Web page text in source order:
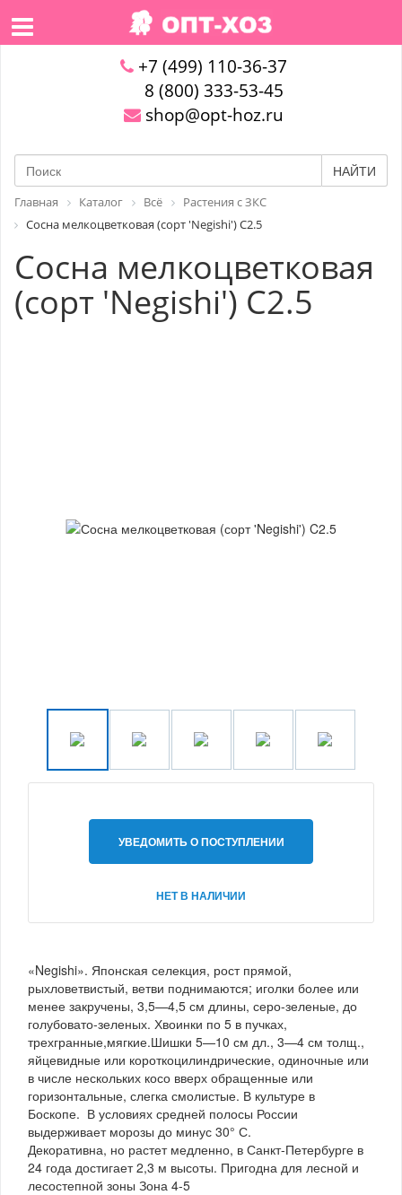
+7 (499) 110-36-37
8 (800) 333-53-45
shop@opt-hoz.ru
НАЙТИ
Главная Каталог Всё
Растения с ЗКС
Сосна мелкоцветковая (сорт 'Negishi') C2.5
Сосна мелкоцветковая
(сорт 'Negishi') C2.5
УВЕДОМИТЬ О ПОСТУПЛЕНИИ
НЕТ В НАЛИЧИИ
«Negishi». Японская селекция, рост прямой,
рыхловетвистый, ветви поднимаются; иголки более или
менее закручены, 3,5—4,5 см длины, серо-зеленые, до
голубовато-зеленых. Хвоинки по 5 в пучках,
трехгранные,мягкие.Шишки 5—10 см дл., 3—4 см толщ.,
яйцевидные или короткоцилиндрические, одиночные или
в числе нескольких косо вверх обращенные или
горизонтальные, слегка смолистые. В культуре в
Боскопе. В условиях средней полосы России
выдерживает морозы до минус 30° С.
Декоративна, но растет медленно, в Санкт-Петербурге в
24 года достигает 2,3 м высоты. Пригодна для лесной и
лесостепной зоны Зона 4-5